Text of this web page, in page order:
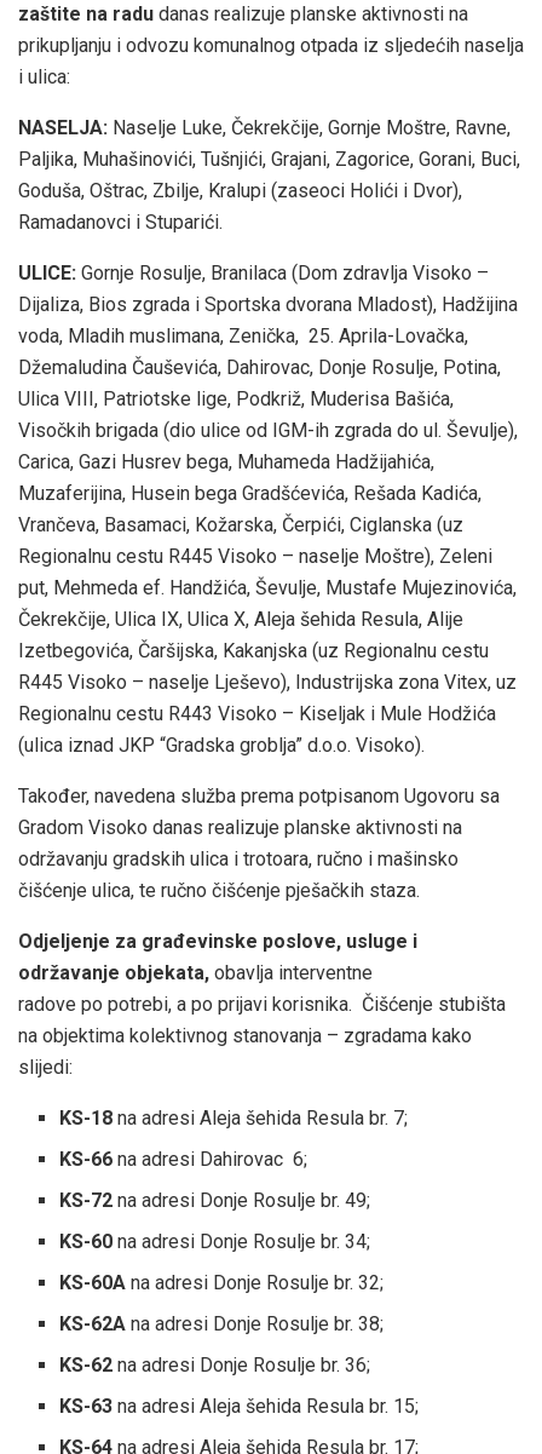
zaštite na radu danas realizuje planske aktivnosti na
prikupljanju i odvozu komunalnog otpada iz sljedećih naselja
i ulica:
NASELJA: Naselje Luke, Čekrekčije, Gornje Moštre, Ravne,
Paljika, Muhašinovići, Tušnjići, Grajani, Zagorice, Gorani, Buci,
Goduša, Oštrac, Zbilje, Kralupi (zaseoci Holići i Dvor),
Ramadanovci i Stuparići.
ULICE: Gornje Rosulje, Branilaca (Dom zdravlja Visoko –
Dijaliza, Bios zgrada i Sportska dvorana Mladost), Hadžijina
voda, Mladih muslimana, Zenička, 25. Aprila-Lovačka,
Džemaludina Čauševića, Dahirovac, Donje Rosulje, Potina,
Ulica VIII, Patriotske lige, Podkriž, Muderisa Bašića,
Visočkih brigada (dio ulice od IGM-ih zgrada do ul. Ševulje),
Carica, Gazi Husrev bega, Muhameda Hadžijahića,
Muzaferijina, Husein bega Gradšćevića, Rešada Kadića,
Vrančeva, Basamaci, Kožarska, Čerpići, Ciglanska (uz
Regionalnu cestu R445 Visoko – naselje Moštre), Zeleni
put, Mehmeda ef. Handžića, Ševulje, Mustafe Mujezinovića,
Čekrekčije, Ulica IX, Ulica X, Aleja šehida Resula, Alije
Izetbegovića, Čaršijska, Kakanjska (uz Regionalnu cestu
R445 Visoko – naselje Lješevo), Industrijska zona Vitex, uz
Regionalnu cestu R443 Visoko – Kiseljak i Mule Hodžića
(ulica iznad JKP “Gradska groblja” d.o.o. Visoko).
Također, navedena služba prema potpisanom Ugovoru sa
Gradom Visoko danas realizuje planske aktivnosti na
održavanju gradskih ulica i trotoara, ručno i mašinsko
čišćenje ulica, te ručno čišćenje pješačkih staza.
Odjeljenje za građevinske poslove, usluge i
održavanje objekata, obavlja interventne
radove po potrebi, a po prijavi korisnika. Čišćenje stubišta
na objektima kolektivnog stanovanja – zgradama kako
slijedi:
KS-18 na adresi Aleja šehida Resula br. 7;
KS-66na adresi Dahirovac 6;
KS-72na adresi Donje Rosulje br. 49;
KS-60 na adresi Donje Rosulje br. 34;
KS-60A na adresi Donje Rosulje br. 32;
KS-62Ana adresi Donje Rosulje br. 38;
KS-62na adresi Donje Rosulje br. 36;
KS-63na adresi Aleja šehida Resula br. 15;
KS-64 na adresi Aleja šehida Resula br. 17;